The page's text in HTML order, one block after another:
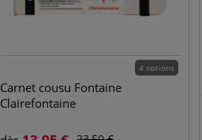
4 options
Carnet cousu Fontaine
Clairefontaine